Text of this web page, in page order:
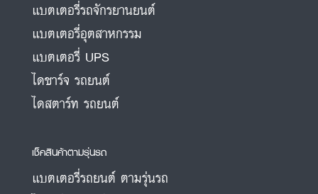
แบตเตอรี่รถจักรยานยนต์
แบตเตอรี่อุตสาหกรรม
แบตเตอรี่ UPS
ไดชาร์จ รถยนต์
ไดสตาร์ท รถยนต์
เช็คสินค้าตามรุ่นรถ
แบตเตอรี่รถยนต์ ตามรุ่นรถ